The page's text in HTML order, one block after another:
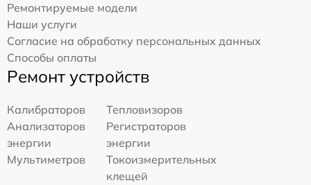
Ремонтируемые модели
Наши услуги
Согласие на обработку персональных данных
Способы оплаты
Ремонт устройств
Калибраторов
Тепловизоров
Анализаторов
энергии
Регистраторов
энергии
Мультиметров
Токоизмерительных
клещей